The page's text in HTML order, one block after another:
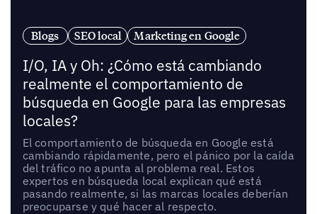
Blogs SEO local Marketing en Google
I/O, IA y Oh: ¿Cómo está cambiando
realmente el comportamiento de
búsqueda en Google para las empresas
locales?
El comportamiento de búsqueda en Google está
cambiando rápidamente, pero el pánico por la caída
del tráfico no apunta al problema real. Estos
expertos en búsqueda local explican qué está
pasando realmente, si las marcas locales deberían
preocuparse y qué hacer al respecto.